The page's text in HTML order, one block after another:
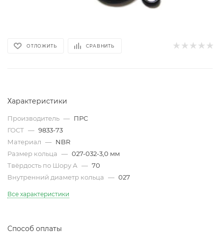
ОТЛОЖИТЬ СРАВНИТЬ
Характеристики
Производитель — ПРС
ГОСТ — 9833-73
Материал — NBR
Размер кольца — 027-032-3,0 мм
Твёрдость по Шору А — 70
Внутренний диаметр кольца — 027
Все характеристики
Способ оплаты